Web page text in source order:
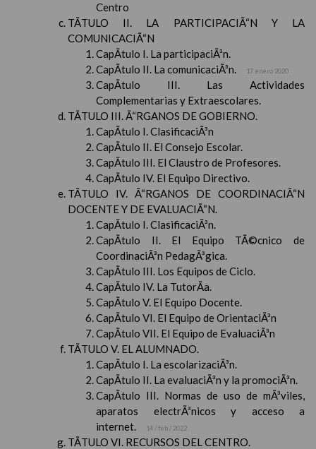
Centro
TÃTULO II. LA PARTICIPACIÃ“N Y LA
COMUNICACIÃ“N
CapÃ­tulo I. La participaciÃ³n.
CapÃ­tulo II. La comunicaciÃ³n.
17 enero 2020
CapÃ­tulo III. Las Actividades
Complementarias y Extraescolares.
TÃTULO III. Ã“RGANOS DE GOBIERNO.
CapÃ­tulo I. ClasificaciÃ³n
CapÃ­tulo II. El Consejo Escolar.
CapÃ­tulo III. El Claustro de Profesores.
CapÃ­tulo IV. El Equipo Directivo.
TÃTULO IV. Ã“RGANOS DE COORDINACIÃ“N
DOCENTE Y DE EVALUACIÃ“N.
CapÃ­tulo I. ClasificaciÃ³n.
CapÃ­tulo II. El Equipo TÃ©cnico de
CoordinaciÃ³n PedagÃ³gica.
CapÃ­tulo III. Los Equipos de Ciclo.
CapÃ­tulo IV. La TutorÃ­a.
CapÃ­tulo V. El Equipo Docente.
CapÃ­tulo VI. El Equipo de OrientaciÃ³n
CapÃ­tulo VII. El Equipo de EvaluaciÃ³n
TÃTULO V. EL ALUMNADO.
CapÃ­tulo I. La escolarizaciÃ³n.
CapÃ­tulo II. La evaluaciÃ³n y la promociÃ³n.
CapÃ­tulo III. Normas de uso de mÃ³viles,
aparatos electrÃ³nicos y acceso a
internet.
14 / feb / 2022
TÃTULO VI. RECURSOS DEL CENTRO.